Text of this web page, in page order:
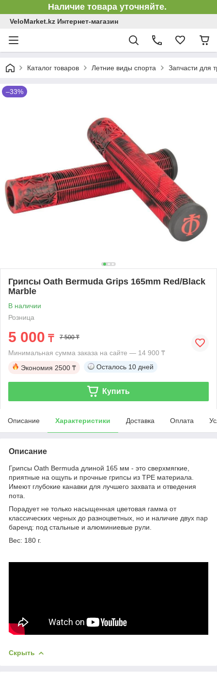
Наличие товара уточняйте.
VeloMarket.kz Интернет-магазин
Каталог товаров Летние виды спорта Запчасти для
–33%
Грипсы Oath Bermuda Grips 165mm Red/Black
Marble
В наличии
Розница
5 000 ₸ 7 500 ₸
Минимальная сумма заказа на сайте — 14 900 ₸
Экономия 2500 ₸ Осталось 10 дней
Купить
Описание Характеристики Доставка Оплата
Описание
Грипсы Oath Bermuda длиной 165 мм - это сверхмягкие,
приятные на ощупь и прочные грипсы из TPE материала.
Имеют глубокие канавки для лучшего захвата и отведения
пота.
Порадует не только насыщенная цветовая гамма от
классических черных до разноцветных, но и наличие двух пар
баренд: под стальные и алюминиевые рули.
Вес: 180 г.
Скрыть